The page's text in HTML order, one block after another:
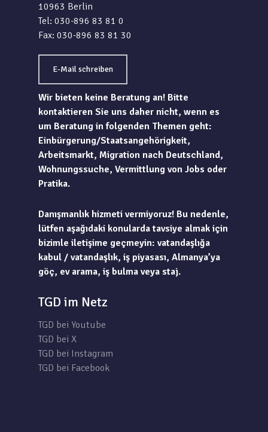
10963 Berlin
Tel: 030-896 83 81 0
Fax: 030-896 83 81 30
E-Mail schreiben
Wir bieten keine Beratung an! Bitte
kontaktieren Sie uns daher nicht, wenn es
um Beratung in folgenden Themen geht:
Einbürgerung/Staatsangehörigkeit,
Arbeitsmarkt, Migration nach Deutschland,
Wohnungssuche, Vermittlung von Jobs oder
Pratika.
Danışmanlık hizmeti vermiyoruz! Bu nedenle,
lütfen aşağıdaki konularda tavsiye almak için
bizimle iletişime geçmeyin: vatandaşlığa
kabul / vatandaşlık, iş piyasası, Almanya’ya
göç, ev arama, iş bulma veya staj.
TGD im Netz
TGD bei Youtube
TGD bei X
TGD bei Instagram
TGD bei Facebook